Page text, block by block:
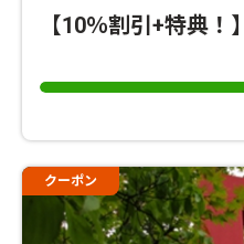
【10％割引+特典
クーポン